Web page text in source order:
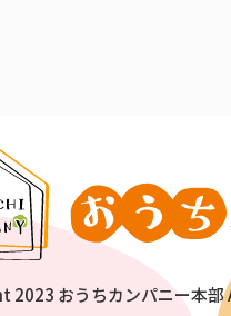
2023 おうちカンパニー本部